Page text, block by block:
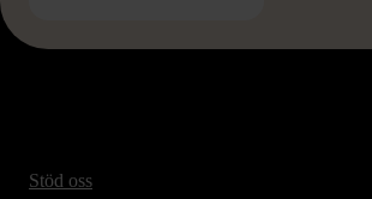
Stöd oss